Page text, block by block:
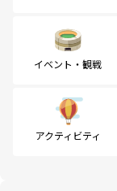
イベント・観戦
アクティビティ